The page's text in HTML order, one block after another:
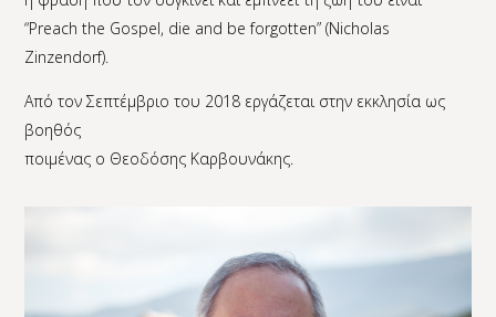
“Preach the Gospel, die and be forgotten” (Nicholas
Zinzendorf).
Από τον Σεπτέμβριο του 2018 εργάζεται στην εκκλησία ως
βοηθός
ποιμένας ο Θεοδόσης Καρβουνάκης.